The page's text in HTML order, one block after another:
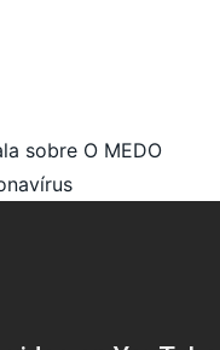
sobre O MEDO